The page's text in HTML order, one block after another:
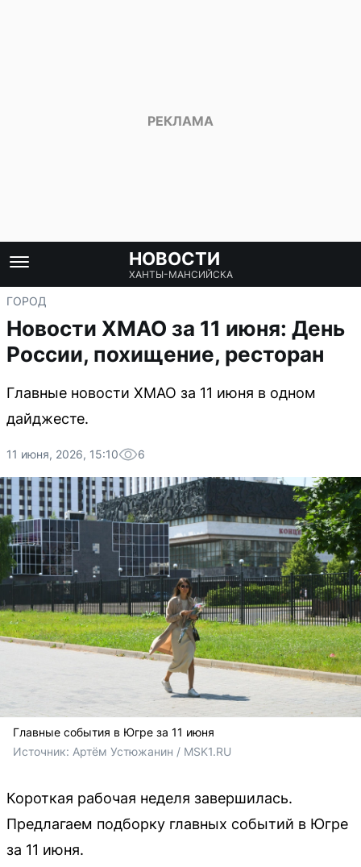
НОВОСТИ
ХАНТЫ-МАНСИЙСКА
ГОРОД
Новости ХМАО за 11 июня: День
России, похищение, ресторан
Главные новости ХМАО за 11 июня в одном
дайджесте.
11 июня, 2026, 15:10 6
Главные события в Югре за 11 июня
Источник: Артём Устюжанин / MSK1.RU
Короткая рабочая неделя завершилась.
Предлагаем подборку главных событий в Югре
за 11 июня.